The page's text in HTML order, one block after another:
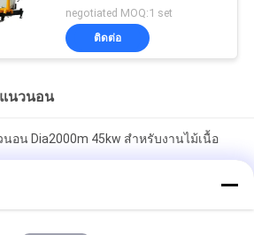
negotiated MOQ:1 set
ติดต่อ
แนวนอน
นอน Dia2000m 45kw สำหรับงานไม้เนื้อ
ครน, 2.8m2 โหลด Log Loader Trailer